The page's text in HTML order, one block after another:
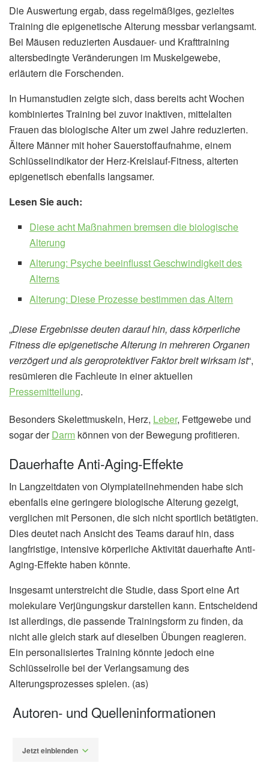
Die Auswertung ergab, dass regelmäßiges, gezieltes
Training die epigenetische Alterung messbar verlangsamt.
Bei Mäusen reduzierten Ausdauer- und Krafttraining
altersbedingte Veränderungen im Muskelgewebe,
erläutern die Forschenden.
In Humanstudien zeigte sich, dass bereits acht Wochen
kombiniertes Training bei zuvor inaktiven, mittelalten
Frauen das biologische Alter um zwei Jahre reduzierten.
Ältere Männer mit hoher Sauerstoffaufnahme, einem
Schlüsselindikator der Herz-Kreislauf-Fitness, alterten
epigenetisch ebenfalls langsamer.
Lesen Sie auch:
Diese acht Maßnahmen bremsen die biologische
Alterung
Alterung: Psyche beeinflusst Geschwindigkeit des
Alterns
Alterung: Diese Prozesse bestimmen das Altern
„Diese Ergebnisse deuten darauf hin, dass körperliche
Fitness die epigenetische Alterung in mehreren Organen
verzögert und als geroprotektiver Faktor breit wirksam ist“,
resümieren die Fachleute in einer aktuellen
Pressemitteilung.
Besonders Skelettmuskeln, Herz, Leber, Fettgewebe und
sogar derDarm können von der Bewegung profitieren.
Dauerhafte Anti-Aging-Effekte
In Langzeitdaten von Olympiateilnehmenden habe sich
ebenfalls eine geringere biologische Alterung gezeigt,
verglichen mit Personen, die sich nicht sportlich betätigten.
Dies deutet nach Ansicht des Teams darauf hin, dass
langfristige, intensive körperliche Aktivität dauerhafte Anti-
Aging-Effekte haben könnte.
Insgesamt unterstreicht die Studie, dass Sport eine Art
molekulare Verjüngungskur darstellen kann. Entscheidend
ist allerdings, die passende Trainingsform zu finden, da
nicht alle gleich stark auf dieselben Übungen reagieren.
Ein personalisiertes Training könnte jedoch eine
Schlüsselrolle bei der Verlangsamung des
Alterungsprozesses spielen. (as)
Autoren- und Quelleninformationen
Jetzt einblenden